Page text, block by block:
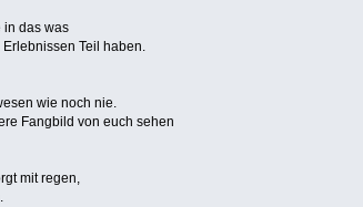
in das was
Teil haben.
wie noch nie.
Fangbild von euch sehen
mit regen,